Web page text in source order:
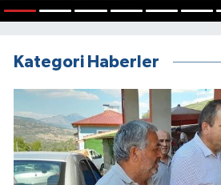
Kategori Haberler